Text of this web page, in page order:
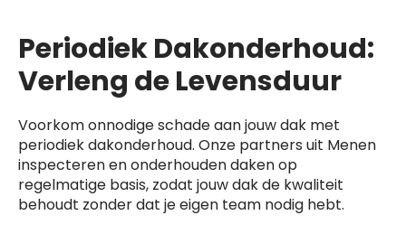
Periodiek Dakonderhoud:
Verleng de Levensduur
Voorkom onnodige schade aan jouw dak met
periodiek dakonderhoud. Onze partners uit Menen
inspecteren en onderhouden daken op
regelmatige basis, zodat jouw dak de kwaliteit
behoudt zonder dat je eigen team nodig hebt.